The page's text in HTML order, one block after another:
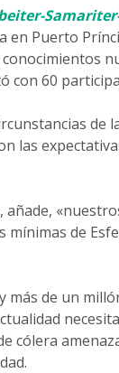
en Puerto
con 60
de
las
de
más de un
cólera